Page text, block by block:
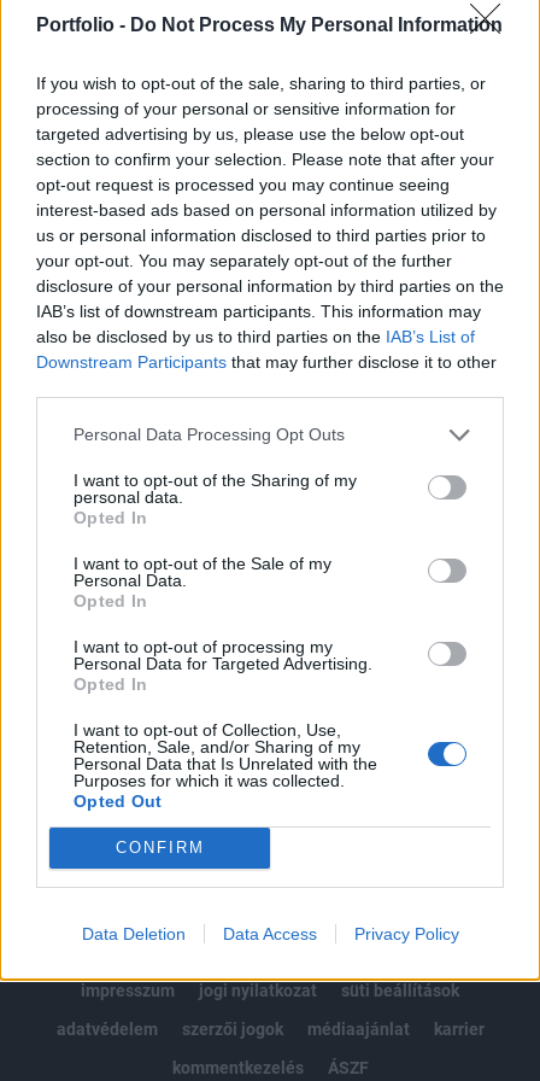
Portfolio - Do Not Process My Personal Information
If you wish to opt-out of the sale, sharing to third parties, or
processing of your personal or sensitive information for
targeted advertising by us, please use the below opt-out
section to confirm your selection. Please note that after your
opt-out request is processed you may continue seeing
interest-based ads based on personal information utilized by
us or personal information disclosed to third parties prior to
your opt-out. You may separately opt-out of the further
disclosure of your personal information by third parties on the
IAB’s list of downstream participants. This information may
also be disclosed by us to third parties on the IAB’s List of
Downstream Participants that may further disclose it to other
Personal Data Processing Opt Outs
I want to opt-out of the Sharing of my
personal data.
Opted In
I want to opt-out of the Sale of my
Personal Data.
Opted In
I want to opt-out of processing my
Personal Data for Targeted Advertising.
Opted In
I want to opt-out of Collection, Use,
Retention, Sale, and/or Sharing of my
Personal Data that Is Unrelated with the
Purposes for which it was collected.
Opted Out
CONFIRM
Data Deletion Data Access Privacy Policy
fejlesztésén túl egyéb területekre is kiterjedne -
adta hírül a hétvégén a Der Spiegel nevű német
lap.
A német prémium gyártó még tavaly decemberben kötött
együttműködési megállapodást a Toyotával, melynek
keretében az előbbi 2014-től kezdődően dízelmotorokat
szállít a japán cégnek Európában, valamint közösen
fejlesztenek lítium ion akkumulátorokat elektromos
autókhoz. Azóta mindkét vállalat kutatja a további
együttműködési lehetőségeket, melynek eredményeként...
KEDVES OLVASÓNK!
tartozik, melynek olvasása előfizetéses
regisztrációhoz kötött.
Az előfizetés a következőket tartalmazza:
Portfolio.hu teljes cikkarchívum
Kötéslisták: BÉT elmúlt 2 év napon belüli
kötéslistái
Előfizetés
MÁR ELŐFIZETŐNK VAGY?BEJELENTKEZÉS
impresszum
jogi nyilatkozat
süti beállítások
adatvédelem
szerzői jogok médiaajánlat
karrier
kommentkezelés
ÁSZF